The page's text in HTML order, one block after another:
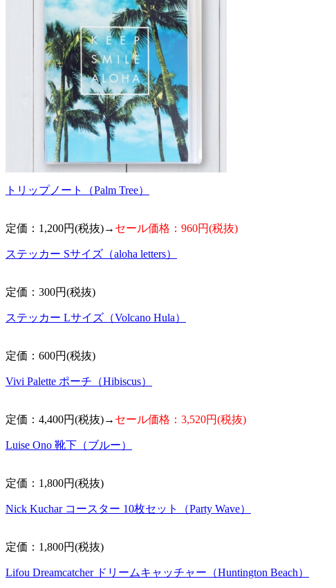
トリップノート（Palm Tree）
定価：1,200円(税抜)→ セール価格：960円(税抜)
ステッカー Sサイズ（aloha letters）
定価：300円(税抜)
ステッカー Lサイズ（Volcano Hula）
定価：600円(税抜)
Vivi Palette ポーチ（Hibiscus）
定価：4,400円(税抜)→ セール価格：3,520円(税抜)
Luise Ono 靴下（ブルー）
定価：1,800円(税抜)
Nick Kuchar コースター 10枚セット（Party Wave）
定価：1,800円(税抜)
Lifou Dreamcatcher ドリームキャッチャー（Huntington Beach）